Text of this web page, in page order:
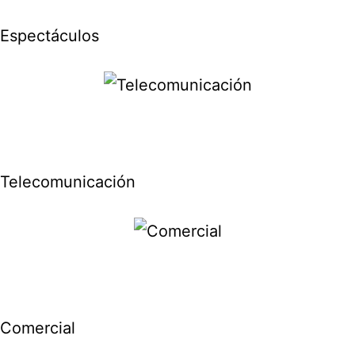
Espectáculos
Telecomunicación
Comercial